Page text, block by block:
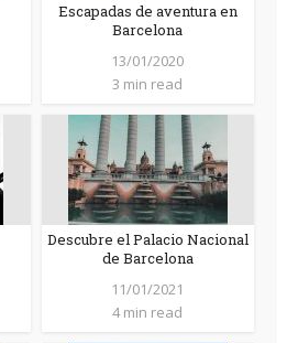
Escapadas de aventura en
Barcelona
13/01/2020
3 min read
Descubre el Palacio Nacional
de Barcelona
11/01/2021
4 min read